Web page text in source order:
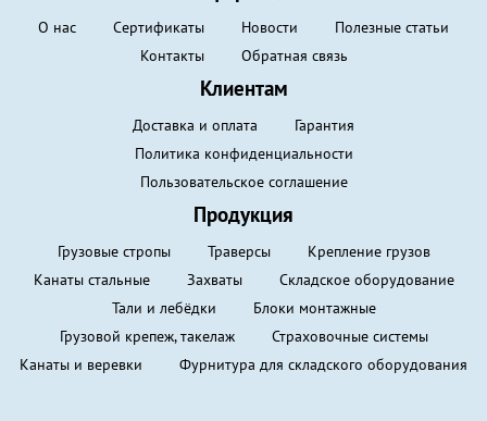
О нас Сертификаты Новости
Полезные статьи
Контакты
Обратная связь
Клиентам
Доставка и оплата
Гарантия
Политика конфиденциальности
Пользовательское соглашение
Продукция
Грузовые стропы Траверсы
Крепление грузов
Канаты стальные
Захваты
Складское оборудование
Тали и лебёдки
Блоки монтажные
Грузовой крепеж, такелаж
Страховочные системы
Канаты и веревки
Фурнитура для складского оборудования